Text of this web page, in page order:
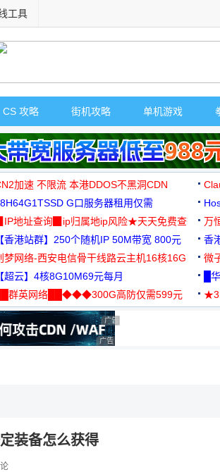
工具
CS 攻略 街机攻略 单机游戏
加速 不限流 本港DDOS不黑洞CDN
G口服务器租用仅需
3000+可免费测试
▉IP地址查询▉ip归属地ip风险★天天免费查
万
99
【香港站群】250个随机IP 50M带宽 800元 香
梦网络-西安电信骨干线路云主机16核16G
88元/月
微
【超云】4核8G10M69元每月 █
██群英网络██◆◆◆300G高防仅需599元
择
广告 商业广告，理性选择
广告 商业广告，理性选择
业广告，理性选择
装备怎么获得